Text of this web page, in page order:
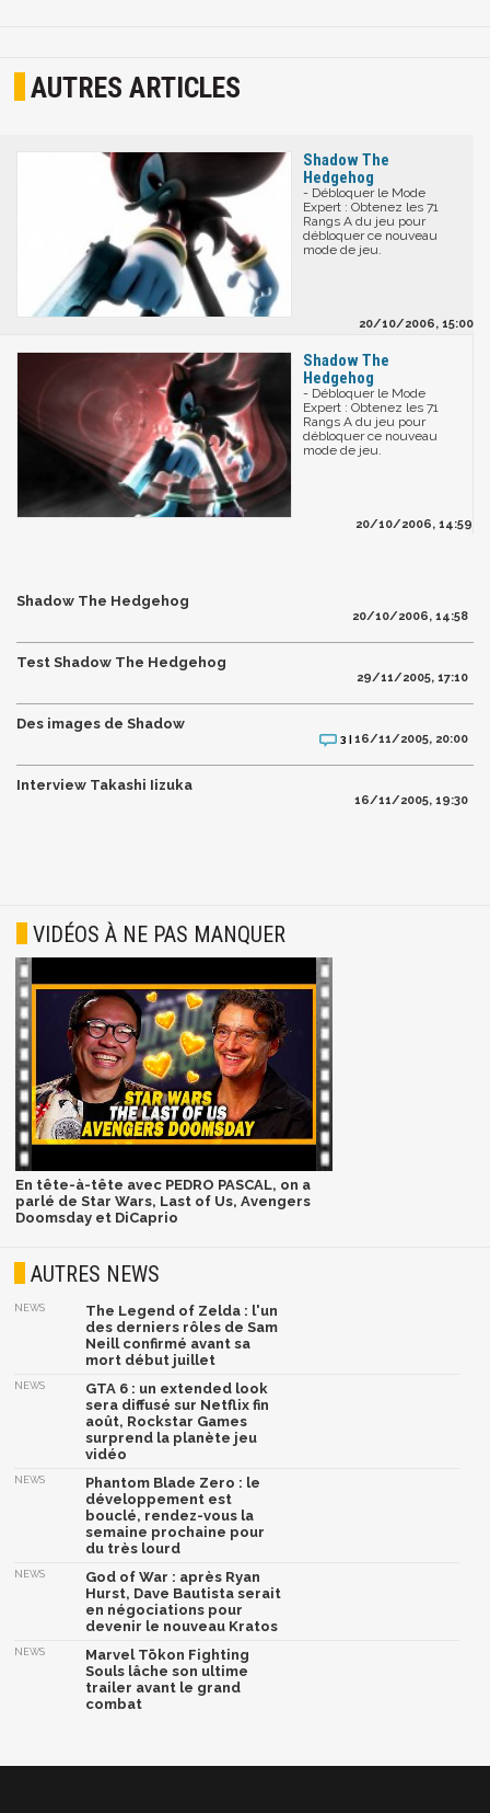
AUTRES ARTICLES
Shadow The
Hedgehog
- Débloquer le Mode
Expert : Obtenez les 71
Rangs A du jeu pour
débloquer ce nouveau
mode de jeu.
20/10/2006, 15:00
Shadow The
Hedgehog
- Débloquer le Mode
Expert : Obtenez les 71
Rangs A du jeu pour
débloquer ce nouveau
mode de jeu.
20/10/2006, 14:59
Shadow The Hedgehog
20/10/2006, 14:58
Test Shadow The Hedgehog
29/11/2005, 17:10
Des images de Shadow
3 |16/11/2005, 20:00
Interview Takashi Iizuka
16/11/2005, 19:30
VIDÉOS À NE PAS MANQUER
En tête-à-tête avec PEDRO PASCAL, on a
parlé de Star Wars, Last of Us, Avengers
Doomsday et DiCaprio
AUTRES NEWS
NEWS
The Legend of Zelda : l'un
des derniers rôles de Sam
Neill confirmé avant sa
mort début juillet
NEWS
GTA 6 : un extended look
sera diffusé sur Netflix fin
août, Rockstar Games
surprend la planète jeu
vidéo
NEWS
Phantom Blade Zero : le
développement est
bouclé, rendez-vous la
semaine prochaine pour
du très lourd
NEWS
God of War : après Ryan
Hurst, Dave Bautista serait
en négociations pour
devenir le nouveau Kratos
NEWS
Marvel Tōkon Fighting
Souls lâche son ultime
trailer avant le grand
combat